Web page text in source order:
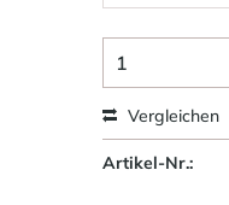
Vergleichen
Artikel-Nr.: